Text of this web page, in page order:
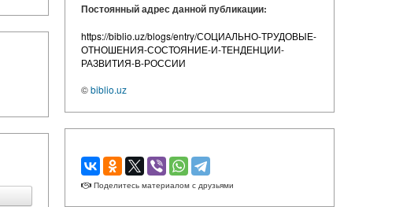
Постоянный адрес данной публикации:
https://biblio.uz/blogs/entry/СОЦИАЛЬНО-ТРУДОВЫЕ-
ОТНОШЕНИЯ-СОСТОЯНИЕ-И-ТЕНДЕНЦИИ-
РАЗВИТИЯ-В-РОССИИ
©biblio.uz
Поделитесь материалом с друзьями